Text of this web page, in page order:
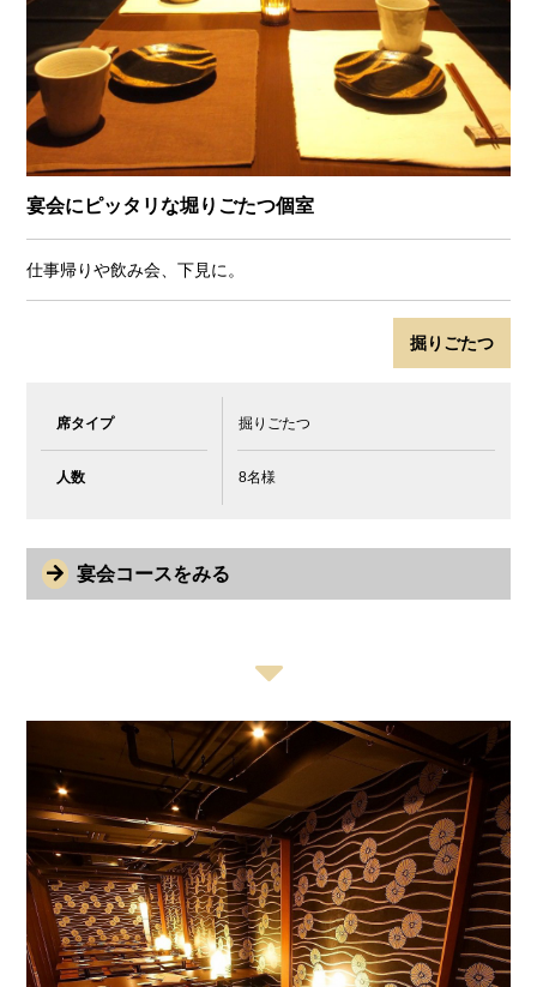
宴会にピッタリな堀りごたつ個室
仕事帰りや飲み会、下見に。
掘りごたつ
席タイプ 掘りごたつ
人数 8名様
宴会コースをみる